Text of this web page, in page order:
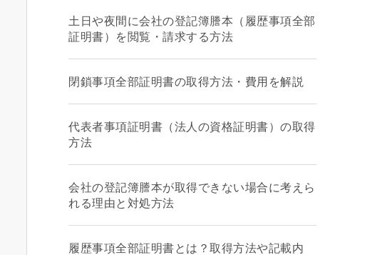
土日や夜間に会社の登記簿謄本（履歴事項全部
証明書）を閲覧・請求する方法
閉鎖事項全部証明書の取得方法・費用を解説
代表者事項証明書（法人の資格証明書）の取得
方法
会社の登記簿謄本が取得できない場合に考えら
れる理由と対処方法
履歴事項全部証明書とは？取得方法や記載内